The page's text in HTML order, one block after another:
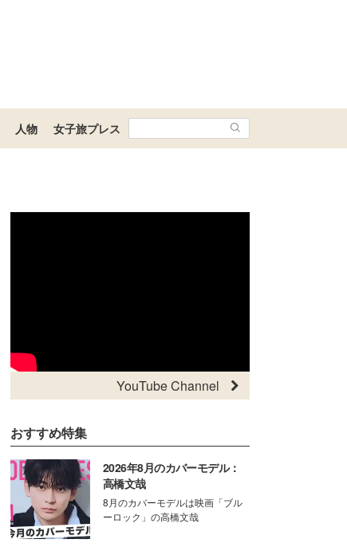
人物 女子旅プレス
YouTube Channel
おすすめ特集
2026年8月のカバーモデル：
高橋文哉
8月のカバーモデルは映画「ブル
ーロック」の高橋文哉